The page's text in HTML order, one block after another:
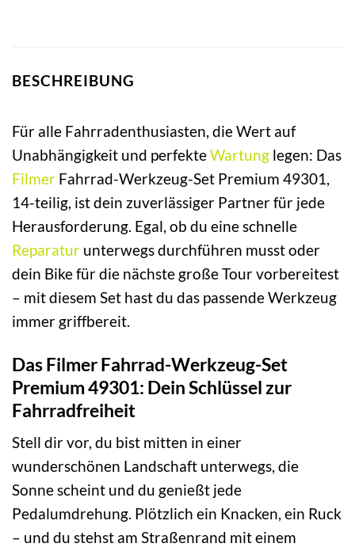
BESCHREIBUNG
Für alle Fahrradenthusiasten, die Wert auf
Unabhängigkeit und perfekteWartung legen: Das
Filmer Fahrrad-Werkzeug-Set Premium 49301,
14-teilig, ist dein zuverlässiger Partner für jede
Herausforderung. Egal, ob du eine schnelle
Reparatur unterwegs durchführen musst oder
dein Bike für die nächste große Tour vorbereitest
– mit diesem Set hast du das passende Werkzeug
immer griffbereit.
Das Filmer Fahrrad-Werkzeug-Set
Premium 49301: Dein Schlüssel zur
Fahrradfreiheit
Stell dir vor, du bist mitten in einer
wunderschönen Landschaft unterwegs, die
Sonne scheint und du genießt jede
Pedalumdrehung. Plötzlich ein Knacken, ein Ruck
– und du stehst am Straßenrand mit einem